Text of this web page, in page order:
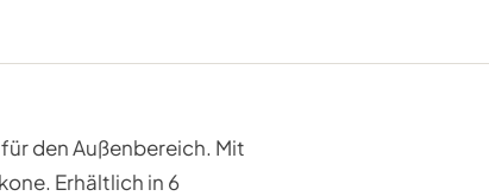
den Außenbereich. Mit
Erhältlich in 6